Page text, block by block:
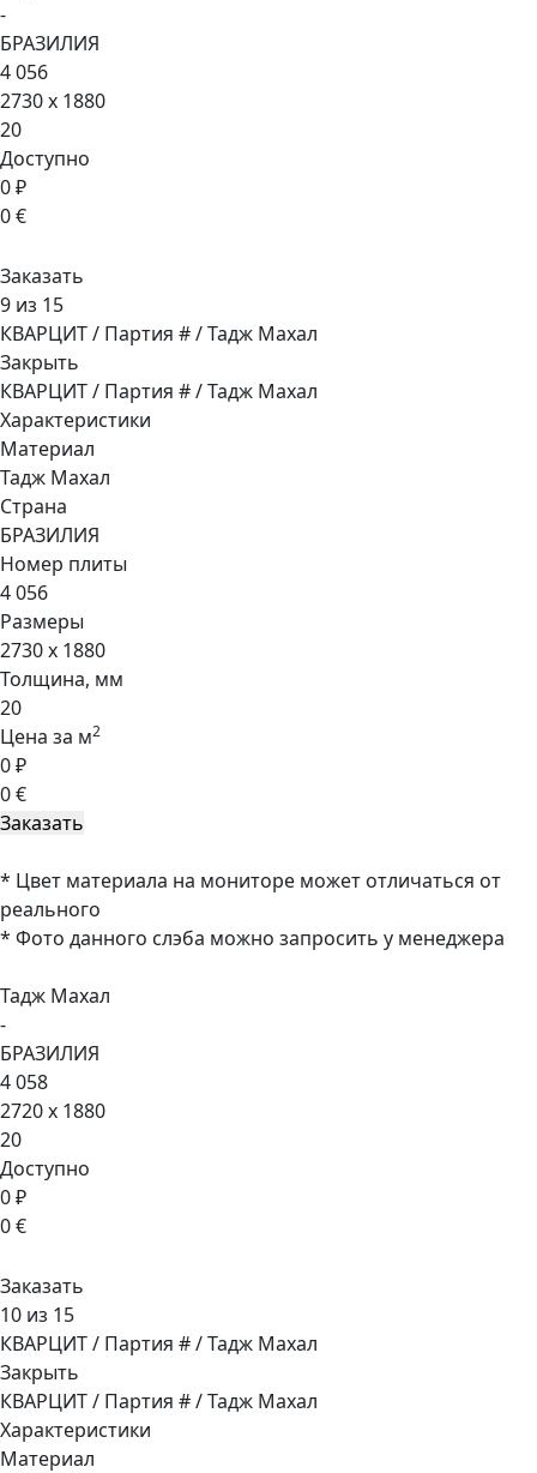
-
БРАЗИЛИЯ
4 056
2730 x 1880
20
Доступно
0 ₽
0 €
Заказать
9 из 15
КВАРЦИТ / Партия # / Тадж Махал
Закрыть
КВАРЦИТ / Партия # / Тадж Махал
Характеристики
Материал
Тадж Махал
Страна
БРАЗИЛИЯ
Номер плиты
4 056
Размеры
2730 x 1880
Толщина, мм
20
Цена за м2
0 ₽
0 €
* Цвет материала на мониторе может отличаться от
реального
* Фото данного слэба можно запросить у менеджера
Тадж Махал
-
БРАЗИЛИЯ
4 058
2720 x 1880
20
Доступно
0 ₽
0 €
Заказать
10 из 15
КВАРЦИТ / Партия # / Тадж Махал
Закрыть
КВАРЦИТ / Партия # / Тадж Махал
Характеристики
Материал